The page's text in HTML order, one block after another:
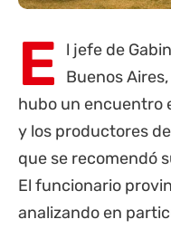
E l jefe de
Buenos Aires
hubo un encuentro
y los productores
que se recomendó
El funcionario
analizando en